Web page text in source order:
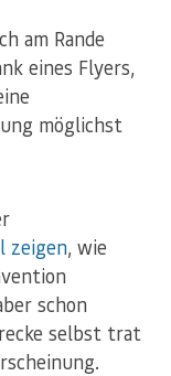
am Rande
eines Flyers,
möglichst
zeigen, wie
schon
selbst trat